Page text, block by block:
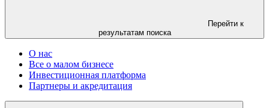
Перейти к
результатам поиска
О нас
Все о малом бизнесе
Инвестиционная платформа
Партнеры и акредитация